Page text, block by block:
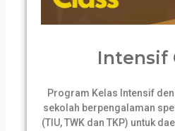
Intensif
Program Kelas Intensif
sekolah berpengalaman
(TIU, TWK dan TKP) untuk